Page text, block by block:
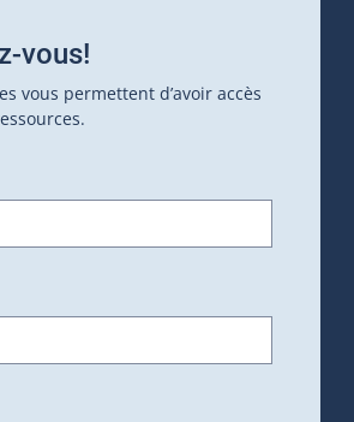
vous!
vous permettent d’avoir accès